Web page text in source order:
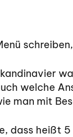
welche
man mit
dass heißt